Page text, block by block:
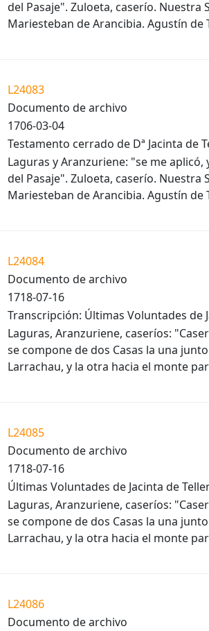
del Pasaje". Zuloeta, caserío. Nuestra
Mariesteban de Arancibia. Agustín de
L24083
Documento de archivo
1706-03-04
Testamento cerrado de Dª Jacinta de
Laguras y Aranzuriene: "se me aplicó,
del Pasaje". Zuloeta, caserío. Nuestra
Mariesteban de Arancibia. Agustín de
L24084
Documento de archivo
1718-07-16
Transcripción: Últimas Voluntades de
Laguras, Aranzuriene, caseríos:
se compone de dos Casas la una
Larrachau, y la otra hacia el monte
L24085
Documento de archivo
1718-07-16
Últimas Voluntades de Jacinta de
Laguras, Aranzuriene, caseríos:
se compone de dos Casas la una
Larrachau, y la otra hacia el monte
L24086
Documento de archivo